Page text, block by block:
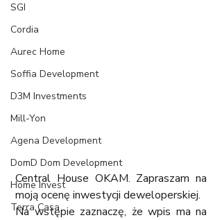
SGI
Cordia
Aurec Home
Soffia Development
D3M Investments
Mill-Yon
Agena Development
DomD Dom Development
Home Invest
Terra Casa
Central House OKAM. Zapraszam na
moją ocenę inwestycji deweloperskiej.
Na wstępie zaznaczę, że wpis ma na